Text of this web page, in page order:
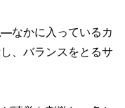
―なかに入っているカ
、バランスをとるサ